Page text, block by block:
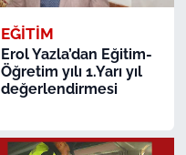
EĞİTİM
Erol Yazla’dan Eğitim-
Öğretim yılı 1.Yarı yıl
değerlendirmesi